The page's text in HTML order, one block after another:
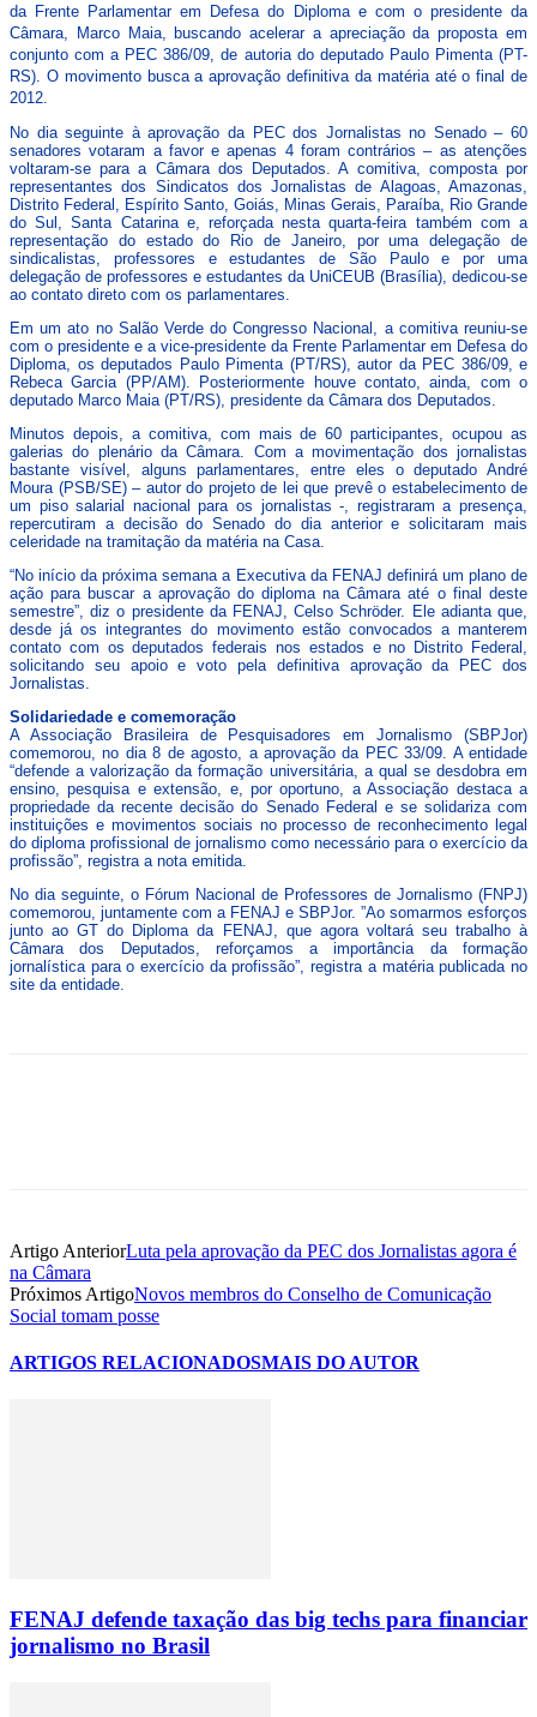
da Frente Parlamentar em Defesa do Diploma e com o presidente da
Câmara, Marco Maia, buscando acelerar a apreciação da proposta em
conjunto com a PEC 386/09, de autoria do deputado Paulo Pimenta (PT-
RS). O movimento busca a aprovação definitiva da matéria até o final de
2012.
No dia seguinte à aprovação da PEC dos Jornalistas no Senado – 60
senadores votaram a favor e apenas 4 foram contrários – as atenções
voltaram-se para a Câmara dos Deputados. A comitiva, composta por
representantes dos Sindicatos dos Jornalistas de Alagoas, Amazonas,
Distrito Federal, Espírito Santo, Goiás, Minas Gerais, Paraíba, Rio Grande
do Sul, Santa Catarina e, reforçada nesta quarta-feira também com a
representação do estado do Rio de Janeiro, por uma delegação de
sindicalistas, professores e estudantes de São Paulo e por uma
delegação de professores e estudantes da UniCEUB (Brasília), dedicou-se
ao contato direto com os parlamentares.
Em um ato no Salão Verde do Congresso Nacional, a comitiva reuniu-se
com o presidente e a vice-presidente da Frente Parlamentar em Defesa do
Diploma, os deputados Paulo Pimenta (PT/RS), autor da PEC 386/09, e
Rebeca Garcia (PP/AM). Posteriormente houve contato, ainda, com o
deputado Marco Maia (PT/RS), presidente da Câmara dos Deputados.
Minutos depois, a comitiva, com mais de 60 participantes, ocupou as
galerias do plenário da Câmara. Com a movimentação dos jornalistas
bastante visível, alguns parlamentares, entre eles o deputado André
Moura (PSB/SE) – autor do projeto de lei que prevê o estabelecimento de
um piso salarial nacional para os jornalistas -, registraram a presença,
repercutiram a decisão do Senado do dia anterior e solicitaram mais
celeridade na tramitação da matéria na Casa.
“No início da próxima semana a Executiva da FENAJ definirá um plano de
ação para buscar a aprovação do diploma na Câmara até o final deste
semestre”, diz o presidente da FENAJ, Celso Schröder. Ele adianta que,
desde já os integrantes do movimento estão convocados a manterem
contato com os deputados federais nos estados e no Distrito Federal,
solicitando seu apoio e voto pela definitiva aprovação da PEC dos
Jornalistas.
Solidariedade e comemoração
A Associação Brasileira de Pesquisadores em Jornalismo (SBPJor)
comemorou, no dia 8 de agosto, a aprovação da PEC 33/09. A entidade
“defende a valorização da formação universitária, a qual se desdobra em
ensino, pesquisa e extensão, e, por oportuno, a Associação destaca a
propriedade da recente decisão do Senado Federal e se solidariza com
instituições e movimentos sociais no processo de reconhecimento legal
do diploma profissional de jornalismo como necessário para o exercício da
profissão”, registra a nota emitida.
No dia seguinte, o Fórum Nacional de Professores de Jornalismo (FNPJ)
comemorou, juntamente com a FENAJ e SBPJor. ”Ao somarmos esforços
junto ao GT do Diploma da FENAJ, que agora voltará seu trabalho à
Câmara dos Deputados, reforçamos a importância da formação
jornalística para o exercício da profissão”, registra a matéria publicada no
site da entidade.
Artigo AnteriorLuta pela aprovação da PEC dos Jornalistas agora é
na Câmara
Próximos ArtigoNovos membros do Conselho de Comunicação
Social tomam posse
ARTIGOS RELACIONADOSMAIS DO AUTOR
FENAJ defende taxação das big techs para financiar
jornalismo no Brasil